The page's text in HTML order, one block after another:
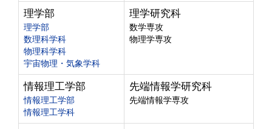
理学部
理学部
数理科学科
物理科学科
宇宙物理・気象学科
理学研究科
数学専攻
物理学専攻
情報理工学部
情報理工学部
情報理工学科
先端情報学研究科
先端情報学専攻